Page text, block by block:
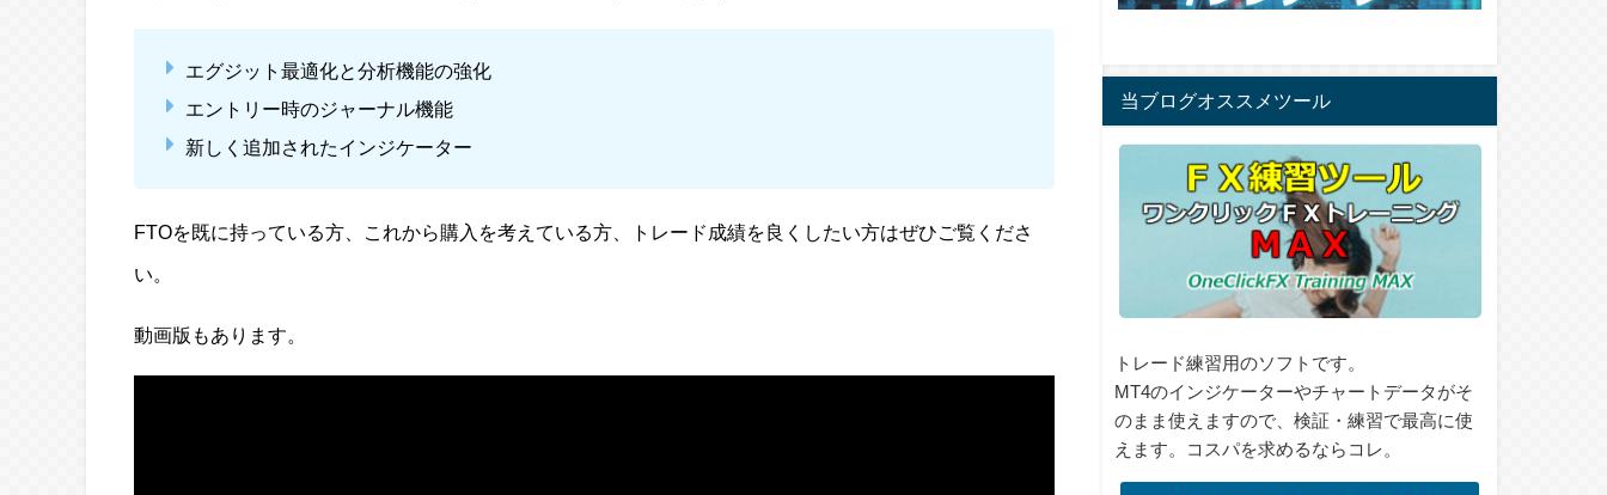
エグジット最適化と分析機能の強化
エントリー時のジャーナル機能
新しく追加されたインジケーター
FTOを既に持っている方、これから購入を考えている方、トレード成績を良くしたい方はぜひご覧くださ
い。
動画版もあります。
当ブログオススメツール
トレード練習用のソフトです。
MT4のインジケーターやチャートデータがそ
のまま使えますので、検証・練習で最高に使
えます。コスパを求めるならコレ。